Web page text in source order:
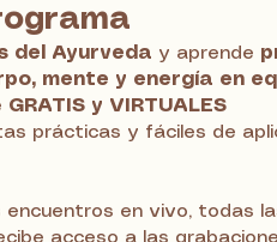
del Ayurveda y aprende
mente y energía en
GRATIS y VIRTUALES
prácticas y fáciles de
en vivo, todas
acceso a las